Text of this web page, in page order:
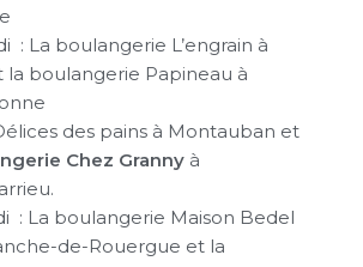
: La boulangerie L’engrain à
la boulangerie Papineau à
des pains à Montauban et
Chez Granny à
: La boulangerie Maison Bedel
de-Rouergue et la